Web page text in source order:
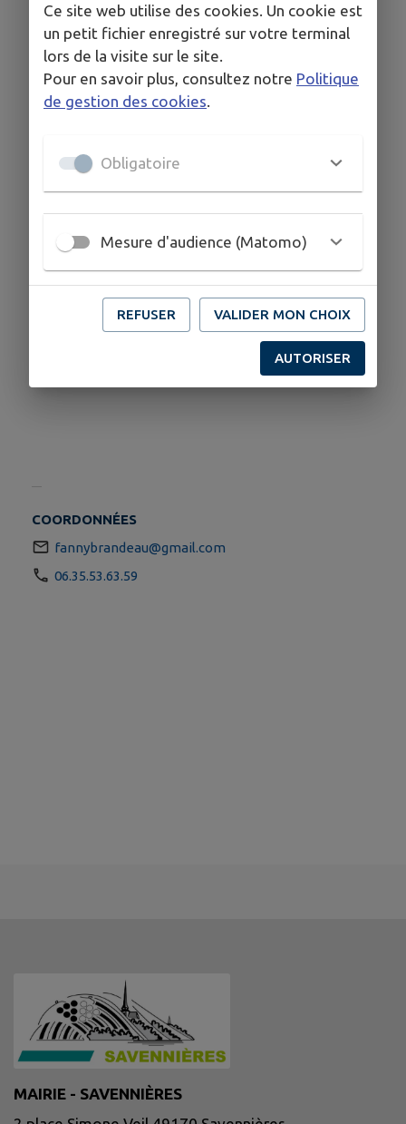
visage, relance la circulation, diminue les
tensions cervicales, détend profondément le
crâne, stimule la croissance capillaire...
offrir un moment de douceur et de détente.
COORDONNÉES
fannybrandeau@gmail.com
06.35.53.63.59
MAIRIE - SAVENNIÈRES
Ce site web utilise des cookies. Un cookie est
un petit fichier enregistré sur votre terminal
lors de la visite sur le site.
Pour en savoir plus, consultez notre Politique
de gestion des cookies
Obligatoire
Mesure d'audience (Matomo)
REFUSER VALIDER MON CHOIX
AUTORISER